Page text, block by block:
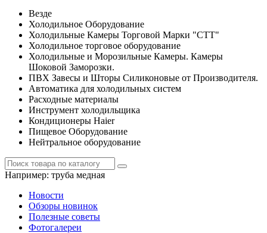
Везде
Холодильное Оборудование
Холодильные Камеры Торговой Марки "СТТ"
Холодильное торговое оборудование
Холодильные и Морозильные Камеры. Камеры
Шоковой Заморозки.
ПВХ Завесы и Шторы Силиконовые от Производителя.
Автоматика для холодильных систем
Расходные материалы
Инструмент холодильщика
Кондиционеры Haier
Пищевое Оборудование
Нейтральное оборудование
Например: труба медная
Новости
Обзоры новинок
Полезные советы
Фотогалереи